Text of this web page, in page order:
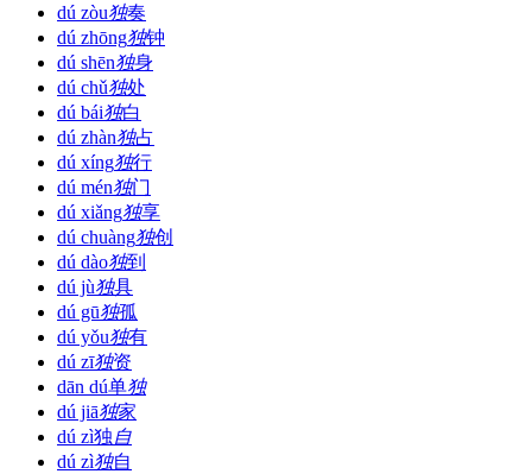
dú zòu独奏
dú zhōng独钟
dú shēn独身
dú chǔ独处
dú bái独白
dú zhàn独占
dú xíng独行
dú mén独门
dú xiǎng独享
dú chuàng独创
dú dào独到
dú jù独具
dú gū独孤
dú yǒu独有
dú zī独资
dān dú单独
dú jiā独家
dú zì独自
dú zì独自